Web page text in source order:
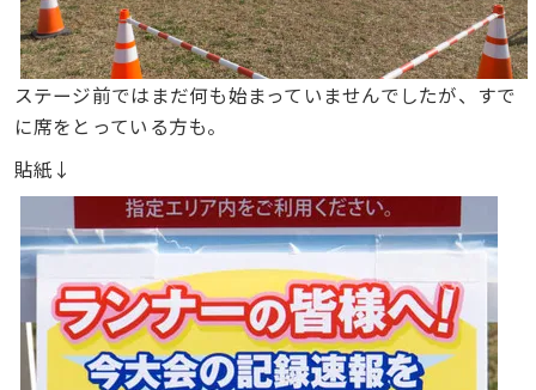
ステージ前ではまだ何も始まっていませんでしたが、すで
に席をとっている方も。
貼紙↓